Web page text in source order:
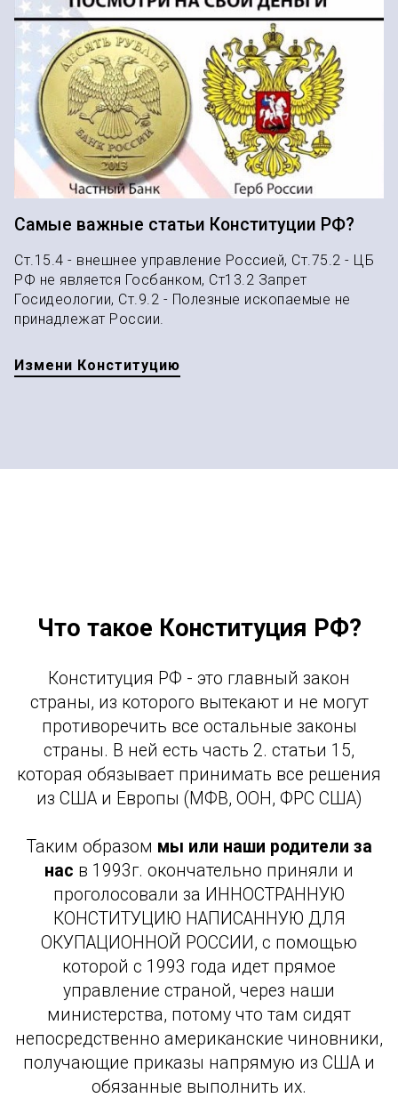
Самые важные статьи Конституции РФ?
Ст.15.4 - внешнее управление Россией, Ст.75.2 - ЦБ
РФ не является Госбанком, Ст13.2 Запрет
Госидеологии, Ст.9.2 - Полезные ископаемые не
принадлежат России.
Измени Конституцию
Что такое Конституция РФ?
Конституция РФ - это главный закон
страны, из которого вытекают и не могут
противоречить все остальные законы
страны. В ней есть часть 2. статьи 15,
которая обязывает принимать все решения
из США и Европы (МФВ, ООН, ФРС США)
Таким образом мы или наши родители за
нас в 1993г. окончательно приняли и
проголосовали за ИННОСТРАННУЮ
КОНСТИТУЦИЮ НАПИСАННУЮ ДЛЯ
ОКУПАЦИОННОЙ РОССИИ, с помощью
которой с 1993 года идет прямое
управление страной, через наши
министерства, потому что там сидят
непосредственно американские чиновники,
получающие приказы напрямую из США и
обязанные выполнить их.